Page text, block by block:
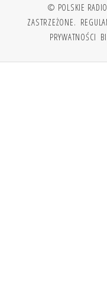
© POLSKIE
ZASTRZEŻONE.
PRYWATNOŚCI